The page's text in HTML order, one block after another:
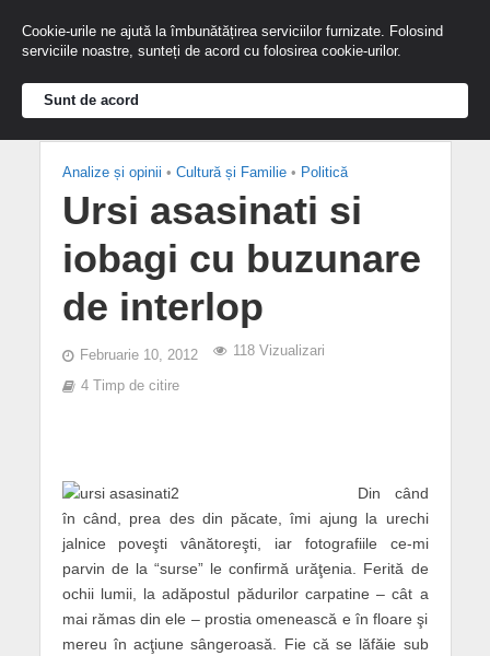
Analize și opinii • Cultură și Familie • Politică
Ursi asasinati si
iobagi cu buzunare
de interlop
Februarie 10, 2012 118 Vizualizari
4 Timp de citire
Din când
în când, prea des din păcate, îmi ajung la urechi
jalnice poveşti vânătoreşti, iar fotografiile ce-mi
parvin de la “surse” le confirmă urăţenia. Ferită de
ochii lumii, la adăpostul pădurilor carpatine – cât a
mai rămas din ele – prostia omenească e în floare şi
mereu în acţiune sângeroasă. Fie că se lăfăie sub
Cookie-urile ne ajută la îmbunătățirea serviciilor furnizate. Folosind
serviciile noastre, sunteți de acord cu folosirea cookie-urilor.
Sunt de acord